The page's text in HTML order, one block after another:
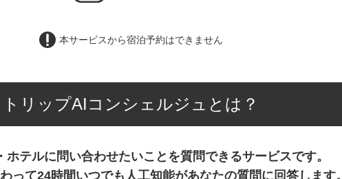
本サービスから宿泊予約はできません
トリップAIコンシェルジュとは？
ホテルに問い合わせたいことを質問できるサービスです。
って24時間いつでも人工知能があなたの質問に回答します。